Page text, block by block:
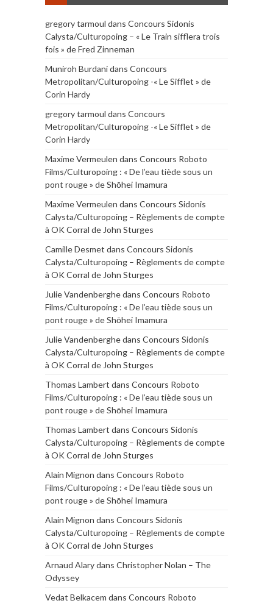
gregory tarmoul dans Concours Sidonis
Calysta/Culturopoing – « Le Train sifflera trois
fois » de Fred Zinneman
Muniroh Burdanidans Concours
Metropolitan/Culturopoing -« Le Sifflet » de
Corin Hardy
gregory tarmoul dans Concours
Metropolitan/Culturopoing -« Le Sifflet » de
Corin Hardy
Maxime Vermeulen dans Concours Roboto
Films/Culturopoing : « De l’eau tiède sous un
pont rouge » de Shōhei Imamura
Maxime Vermeulen dans Concours Sidonis
Calysta/Culturopoing – Règlements de compte
à OK Corral de John Sturges
Camille Desmet dans Concours Sidonis
Calysta/Culturopoing – Règlements de compte
à OK Corral de John Sturges
Julie Vandenberghedans Concours Roboto
Films/Culturopoing : « De l’eau tiède sous un
pont rouge » de Shōhei Imamura
Julie Vandenberghedans Concours Sidonis
Calysta/Culturopoing – Règlements de compte
à OK Corral de John Sturges
Thomas Lambert dans Concours Roboto
Films/Culturopoing : « De l’eau tiède sous un
pont rouge » de Shōhei Imamura
Thomas Lambert dans Concours Sidonis
Calysta/Culturopoing – Règlements de compte
à OK Corral de John Sturges
Alain Mignon dans Concours Roboto
Films/Culturopoing : « De l’eau tiède sous un
pont rouge » de Shōhei Imamura
Alain Mignon dans Concours Sidonis
Calysta/Culturopoing – Règlements de compte
à OK Corral de John Sturges
Arnaud Alarydans Christopher Nolan – The
Odyssey
Vedat Belkacem dans Concours Roboto